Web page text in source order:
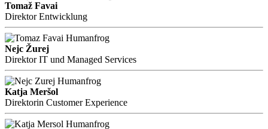
Tomaž Favai
Direktor Entwicklung
Nejc Žurej
Direktor IT und Managed Services
Katja Meršol
Direktorin Customer Experience